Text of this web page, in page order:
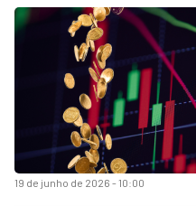
19 de junho de 2026 - 10:00